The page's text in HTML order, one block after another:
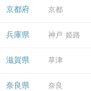
京都府 京都
兵庫県 神戸 姫路
滋賀県 草津
奈良県 奈良